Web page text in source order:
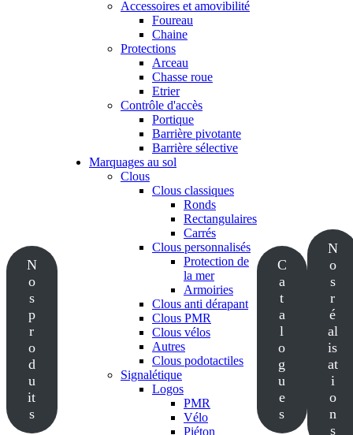
N
o
s
p
r
o
d
u
it
s
Accessoires et amovibilité
Foureau
Chaine
Protections
Arceau
Chasse roue
Etrier
Contrôle d'accès
Portique
Barrière pivotante
Barrière sélective
Marquages au sol
Clous
Clous classiques
Ronds
Rectangulaires
Carrés
Clous personnalisés
Protection de
la mer
Armoiries
Clous anti dérapant
Clous PMR
Clous vélos
Autres
Clous podotactiles
Signalétique
Logos
PMR
Vélo
Piéton
C
a
t
a
l
o
g
u
e
s
N
o
s
r
é
al
is
at
i
o
n
s